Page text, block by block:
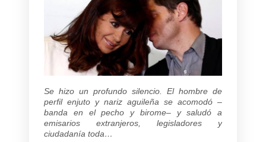
Se hizo un profundo silencio. El hombre de
perfil enjuto y nariz aguileña se acomodó –
banda en el pecho y birome– y saludó a
emisarios extranjeros, legisladores y
ciudadanía toda…